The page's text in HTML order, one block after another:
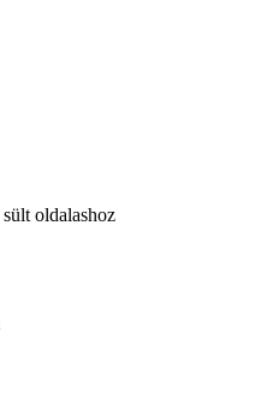
oldalashoz